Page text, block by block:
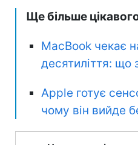
Ще більше
MacBook чекає
десятиліття: що
Apple готує
чому він вийде